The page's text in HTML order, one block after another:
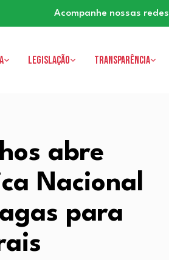
Acompanhe nossas redes
Legislação Transparência
abre
Nacional
para